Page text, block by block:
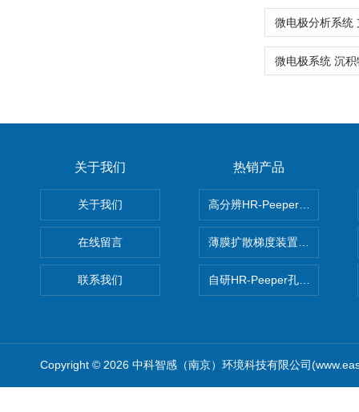
关于我们
关于我们
在线留言
联系我们
热销产品
高分辨HR-Peeper采样器孔隙
薄膜扩散梯度装置 Agl DGT
自研HR-Peeper孔隙水采样器
Copyright © 2026 中科智感（南京）环境科技有限公司